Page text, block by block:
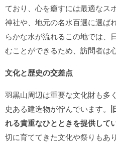
ており、心を癒すには最適なス
神社や、地元の名水百選に選ば
らかな水が流れるこの地では、
むことができるため、訪問者は
文化と歴史の交差点
羽黒山周辺は重要な文化財も多
史ある建造物が佇んでいます。
れる貴重なひとときを提供して
切に育ててきた文化や祭りもあ